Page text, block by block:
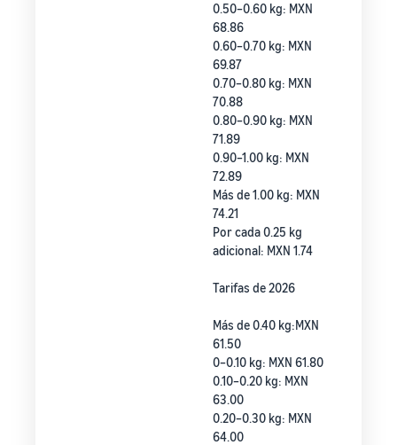
0.50–0.60 kg: MXN
68.86
0.60–0.70 kg: MXN
69.87
0.70–0.80 kg: MXN
70.88
0.80–0.90 kg: MXN
71.89
0.90–1.00 kg: MXN
72.89
Más de 1.00 kg: MXN
74.21
Por cada 0.25 kg
adicional: MXN 1.74
Tarifas de 2026
Más de 0.40 kg:MXN
61.50
0–0.10 kg: MXN 61.80
0.10–0.20 kg: MXN
63.00
0.20–0.30 kg: MXN
64.00